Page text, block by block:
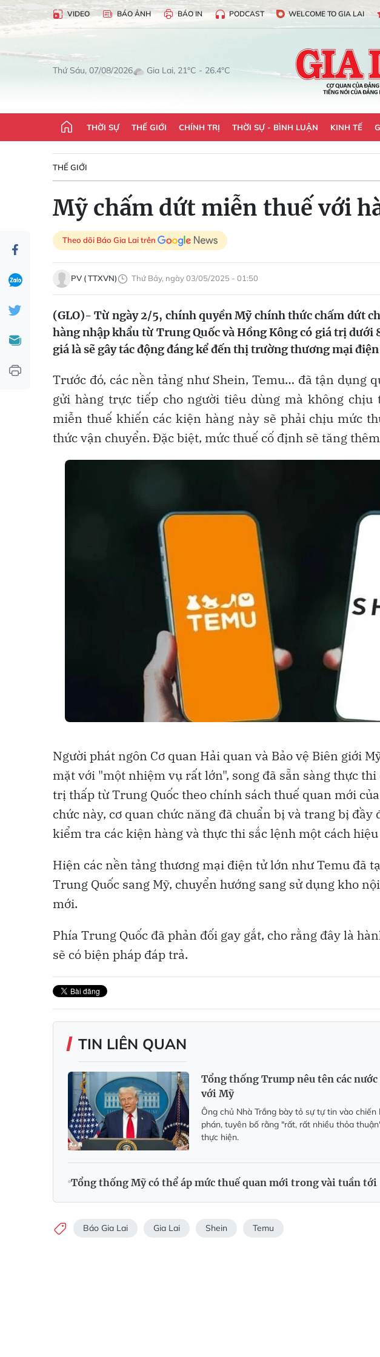
VIDEO BÁO ẢNH BÁO IN PODCAST WELCOME TO GIA LAI
Thứ Sáu, 07/08/2026 Gia Lai, 21°C - 26.4°C
THỜI SỰ THẾ GIỚI CHÍNH TRỊ THỜI SỰ - BÌNH LUẬN KINH TẾ
THẾ GIỚI
Mỹ chấm dứt miễn thuế với
Theo dõi Báo Gia Lai trên
PV ( TTXVN) Thứ Bảy, ngày 03/05/2025 - 01:50
(GLO)- Từ ngày 2/5, chính quyền Mỹ chính thức chấm dứt
hàng nhập khẩu từ Trung Quốc và Hồng Kông có giá trị dưới
giá là sẽ gây tác động đáng kể đến thị trường thương mại
Trước đó, các nền tảng như Shein, Temu… đã tận dụng
gửi hàng trực tiếp cho người tiêu dùng mà không chịu
miễn thuế khiến các kiện hàng này sẽ phải chịu mức
thức vận chuyển. Đặc biệt, mức thuế cố định sẽ tăng
Người phát ngôn Cơ quan Hải quan và Bảo vệ Biên giới
mặt với "một nhiệm vụ rất lớn", song đã sẵn sàng thực
trị thấp từ Trung Quốc theo chính sách thuế quan mới
chức này, cơ quan chức năng đã chuẩn bị và trang bị
kiểm tra các kiện hàng và thực thi sắc lệnh một cách hiệu
Hiện các nền tảng thương mại điện tử lớn như Temu đã
Trung Quốc sang Mỹ, chuyển hướng sang sử dụng kho
mới.
Phía Trung Quốc đã phản đối gay gắt, cho rằng đây là
sẽ có biện pháp đáp trả.
TIN LIÊN QUAN
Tổng thống Trump nêu tên các
với Mỹ
Ông chủ Nhà Trắng bày tỏ sự tự tin vào
phán, tuyên bố rằng "rất, rất nhiều thỏa
thực hiện.
Tổng thống Mỹ có thể áp mức thuế quan mới trong vài tuần tới
Báo Gia Lai Gia Lai Shein Temu